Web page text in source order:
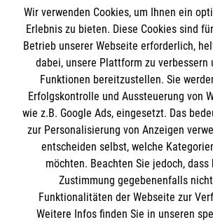
Das St.-Bernhard-
Schulprofil
Anmeldung
Beratungsangebote
Informationen
Wir verwenden Cookies, um Ihnen ein
Erlebnis zu bieten. Diese Cookies sind
Betrieb unserer Webseite erforderlich,
dabei, unsere Plattform zu verbessern
Funktionen bereitzustellen. Sie
Erfolgskontrolle und Aussteuerung von
wie z.B. Google Ads, eingesetzt. Das
zur Personalisierung von Anzeigen
entscheiden selbst, welche
möchten. Beachten Sie jedoch,
Zustimmung gegebenenfalls
Funktionalitäten der Webseite zur
Weitere Infos finden Sie in unseren